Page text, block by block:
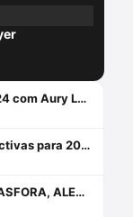
Perspectivas do Processo Penal em 2024 com Aury Lopes Jr e Alexandre Morais da Rosa
Impacto do Juiz das Garantias e perspectivas para 2024 com Alexandre Morais da Rosa e Aury Lopes Jr
#321 | ADRIANA SPENGLER, SHEYNER ASFORA, ALEXANDRE MORAIS DA ROSA E AURY LOPES JR CONVERSAM SOBRE O EBAC (EVENTO DA ABRACRIM)